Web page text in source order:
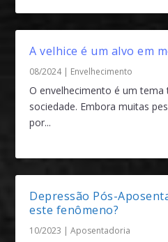
A velhice é um alvo em
08/2024| Envelhecimento
O envelhecimento é um tema
sociedade. Embora muitas
por...
Depressão Pós-
este fenômeno?
10/2023 |Aposentadoria